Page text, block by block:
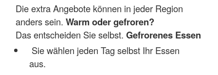
Die extra Angebote können in jeder Region
anders sein. Warm oder gefroren?
Das entscheiden Sie selbst. Gefrorenes Essen
Sie wählen jeden Tag selbst Ihr Essen
aus.